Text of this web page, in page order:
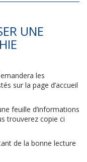
UNE
les
sur la page d’accueil
feuille d’informations
trouverez copie ci
de la bonne lecture